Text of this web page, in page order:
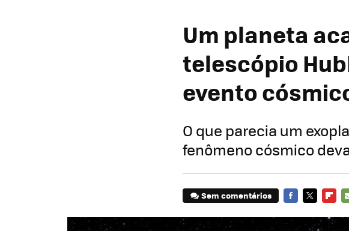
Um planeta
telescópio
evento
O que parecia um
fenômeno cósmico
Sem comentários